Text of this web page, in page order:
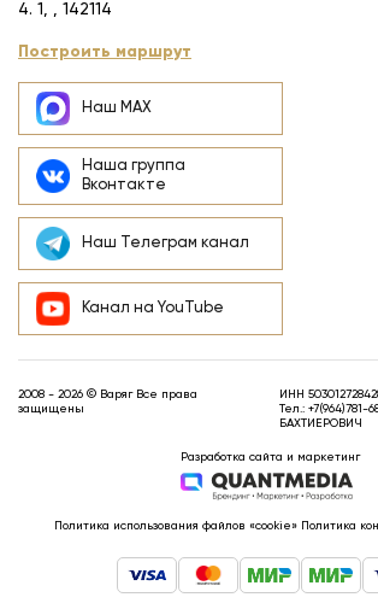
4. 1, , 142114
Построить маршрут
Наш MAX
Наша группа
Вконтакте
Наш Телеграм канал
Канал на YouTube
2008 - 2026 © Варяг Все права
защищены
ИНН
Тел.:+7(964)781-
БАХТИЕРОВИЧ
Политика использования файлов «cookie» Политика
Разработка сайта и маркетинг